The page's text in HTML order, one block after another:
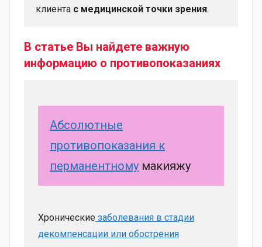
клиента с медицинской точки зрения.
В статье Вы найдете важную
информацию о противопоказаниях
Абсолютные
противопоказания к
перманентному макияжу
Хронические заболевания в стадии
декомпенсации или обострения